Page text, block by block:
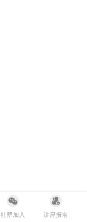
社群加入
讲座报名